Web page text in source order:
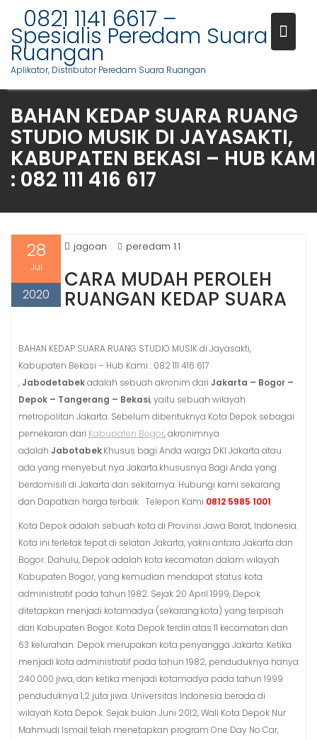
o
t
0821 1141 6617 –
Spesialis Peredam Suara
Ruangan
Aplikator, Distributor Peredam Suara Ruangan
BAHAN KEDAP SUARA RUANG
STUDIO MUSIK DI JAYASAKTI,
KABUPATEN BEKASI – HUB
: 082 111 416 617
28
Jul
2020
jagoan peredam 1.1
CARA MUDAH PEROLEH
RUANGAN KEDAP SUARA
BAHAN KEDAP SUARA RUANG STUDIO MUSIK di Jayasakti,
Kabupaten Bekasi – Hub Kami : 082 111 416 617
,Jabodetabekadalah sebuah akronim dari Jakarta – Bogor –
Depok – Tangerang – Bekasi, yaitu sebuah wilayah
metropolitan Jakarta. Sebelum dibentuknya Kota Depok sebagai
pemekaran dari Kabupaten Bogor, akronimnya
adalah Jabotabek.Khusus bagi Anda warga DKI Jakarta atau
ada yang menyebut nya Jakarta.khususnya Bagi Anda yang
berdomisili di Jakarta dan sekitarnya. Hubungi kami sekarang
dan Dapatkan harga terbaik Telepon Kami 0812 5985 1001
Kota Depok adalah sebuah kota di Provinsi Jawa Barat, Indonesia.
Kota ini terletak tepat di selatan Jakarta, yakni antara Jakarta dan
Bogor. Dahulu, Depok adalah kota kecamatan dalam wilayah
Kabupaten Bogor, yang kemudian mendapat status kota
administratif pada tahun 1982. Sejak 20 April 1999, Depok
ditetapkan menjadi kotamadya (sekarang:kota) yang terpisah
dari Kabupaten Bogor. Kota Depok terdiri atas 11 kecamatan dan
63 kelurahan. Depok merupakan kota penyangga Jakarta. Ketika
menjadi kota administratif pada tahun 1982, penduduknya hanya
240.000 jiwa, dan ketika menjadi kotamadya pada tahun 1999
penduduknya 1,2 juta jiwa. Universitas Indonesia berada di
wilayah Kota Depok. Sejak bulan Juni 2012, Wali Kota Depok Nur
Mahmudi Ismail telah menetapkan program One Day No Car,